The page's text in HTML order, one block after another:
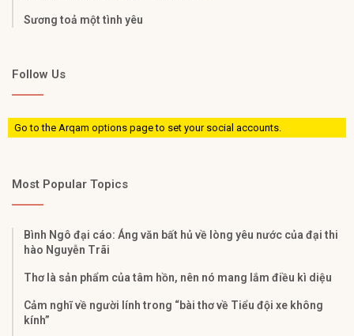
Sương toả một tình yêu
Follow Us
Go to the Arqam options page to set your social accounts.
Most Popular Topics
Bình Ngô đại cáo: Áng văn bất hủ về lòng yêu nước của đại thi
hào Nguyễn Trãi
Thơ là sản phẩm của tâm hồn, nên nó mang lắm điều kì diệu
Cảm nghĩ về người lính trong “bài thơ về Tiểu đội xe không
kính”